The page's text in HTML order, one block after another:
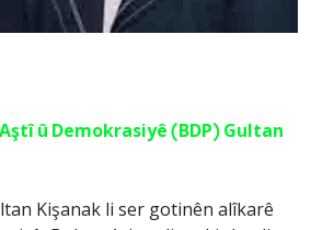
û Demokrasiyê (BDP) Gultan
Kişanak li ser gotinên alîkarê